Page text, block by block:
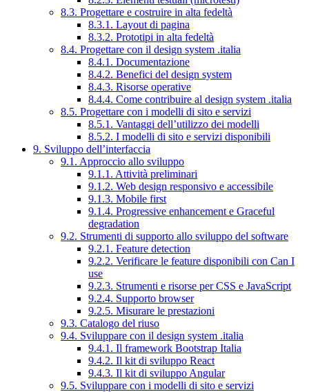
8.3. Progettare e costruire in alta fedeltà
8.3.1. Layout di pagina
8.3.2. Prototipi in alta fedeltà
8.4. Progettare con il design system .italia
8.4.1. Documentazione
8.4.2. Benefici del design system
8.4.3. Risorse operative
8.4.4. Come contribuire al design system .italia
8.5. Progettare con i modelli di sito e servizi
8.5.1. Vantaggi dell’utilizzo dei modelli
8.5.2. I modelli di sito e servizi disponibili
9. Sviluppo dell’interfaccia
9.1. Approccio allo sviluppo
9.1.1. Attività preliminari
9.1.2. Web design responsivo e accessibile
9.1.3. Mobile first
9.1.4. Progressive enhancement e Graceful
degradation
9.2. Strumenti di supporto allo sviluppo del software
9.2.1. Feature detection
9.2.2. Verificare le feature disponibili con Can I
use
9.2.3. Strumenti e risorse per CSS e JavaScript
9.2.4. Supporto browser
9.2.5. Misurare le prestazioni
9.3. Catalogo del riuso
9.4. Sviluppare con il design system .italia
9.4.1. Il framework Bootstrap Italia
9.4.2. Il kit di sviluppo React
9.4.3. Il kit di sviluppo Angular
9.5. Sviluppare con i modelli di sito e servizi